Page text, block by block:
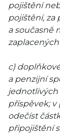
pojištění
pojištění, za
a současně
c)
a penzijní
jednotlivých
příspěvek;
odečíst
připojištění